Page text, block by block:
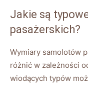
Jakie są
pasażerskich?
Wymiary samolotów
różnić w zależności
wiodących typów